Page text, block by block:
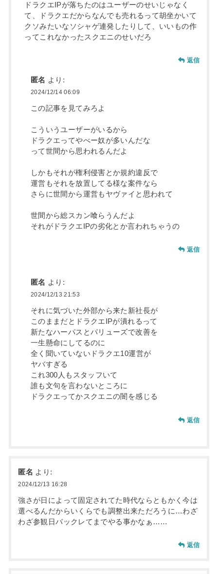
ドラクエIPが落ちたのはユーザーのせいじゃなく
て、ドラクエだからなんでも売れるって胡坐かいて
クソみたいなソシャゲ連発したりして、いいもの作
ってこれなかったスクエニのせいだろ
返信
匿名 より:
2024/12/14 06:09
この記事を見てみろよ
こういうユーザーがいるから
ドラクエってやべー奴が多いんだな
って世間から思われるんだよ
しかもそれが権利侵害とか規約違反で
運営もそれを放置してる様な案件なら
さらに世間から運営もヤヴァイと思われて
世間から総スカン喰らうんだよ
それがドラクエIPの劣化とか言われちゃうの
返信
匿名 より:
2024/12/13 21:53
それに気づいた外部から来た新社長が
このままだとドラクエIPが潰れるって
新たなハーパスとパリューズで改善を
一生懸命にしてるのに
全く聞いていないドラクエ10運営が
ヤバすぎる
これ300人もスタッフいて
誰も文句を言わないところに
ドラクエってかスクエニの闇を感じる
返信
匿名 より:
2024/12/13 16:28
強さが日によって固定されてた時代ならともかく今は
選べるんだからいくらでも調整出来ただろうに…わざ
わざ参観日バックレてまでやる事かなぁ……
返信